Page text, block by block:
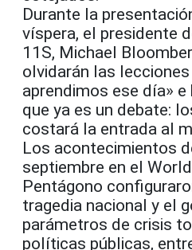
Durante la
víspera, el presidente
11S, Michael
olvidarán las
aprendimos ese día»
que ya es un debate:
costará la entrada al
Los acontecimientos
septiembre en el
Pentágono
tragedia nacional y el
parámetros de crisis
políticas públicas,